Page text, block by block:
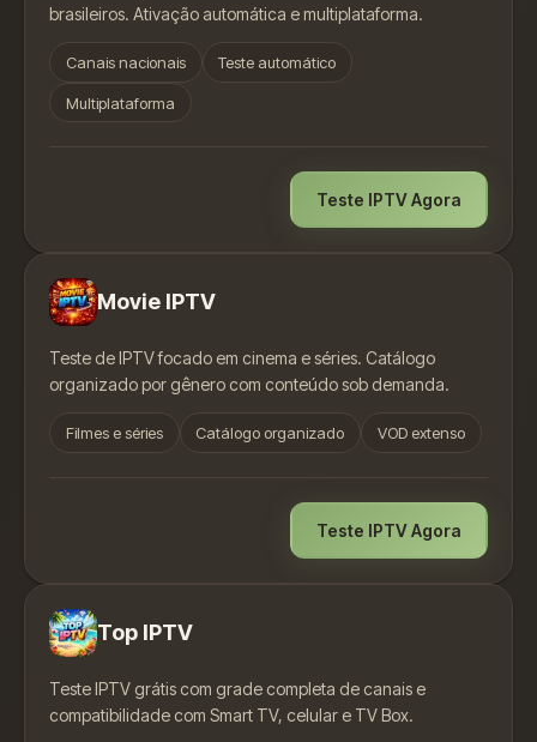
brasileiros. Ativação automática e multiplataforma.
Canais nacionais Teste automático
Multiplataforma
Teste IPTV Agora
Movie IPTV
Teste de IPTV focado em cinema e séries. Catálogo
organizado por gênero com conteúdo sob demanda.
Filmes e séries Catálogo organizado VOD extenso
Teste IPTV Agora
Top IPTV
Teste IPTV grátis com grade completa de canais e
compatibilidade com Smart TV, celular e TV Box.